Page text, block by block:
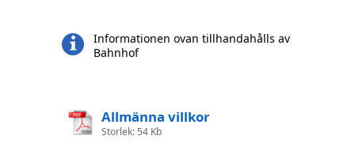
Informationen ovan tillhandahålls av
Bahnhof
Allmänna villkor
Storlek: 54 Kb